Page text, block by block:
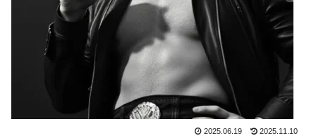
2025.06.19 2025.11.10